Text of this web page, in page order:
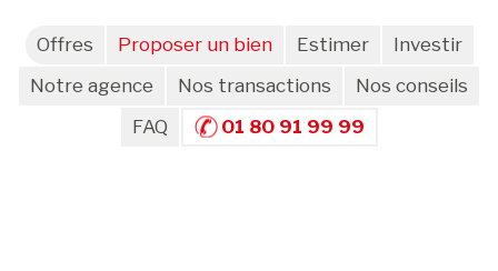
Offres Proposer un bien Estimer
Investir
Notre agence
Nos transactions
Nos conseils
FAQ
01 80 91 99 99